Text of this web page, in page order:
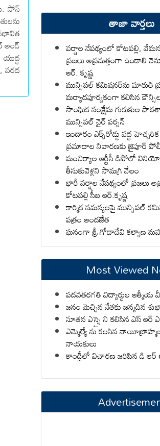
సోన్
అండ్
వరద
తాజా వార్తలు
వర్షాల నేపథ్యంలో కోటపల్లి,
ప్రజలు అప్రమత్తంగా ఉండాలి
ఆర్. కృష్ణ
మున్సిపల్ కమిషనర్‌ను మారుతి
మర్యాదపూర్వకంగా కలిసిన
సాంఘిక సంక్షేమ గురుకుల
మున్సిపల్ చైర్ పర్సన్
ఇందారం ఎక్స్‌రోడ్డు వద్ద
ప్రమాదాల నివారణకు జైపూర్
మంచిర్యాల ఆర్టీసీ డిపోలో
తీసుకువెళ్లని సామగ్రి వేలం
భారీ వర్షాల నేపథ్యంలో ప్రజలు
కోటపల్లి సీఐ ఆర్.కృష్ణ
కార్మిక సమస్యలపై మున్సిపల్
పత్రం అందజేత
ఘనంగా శ్రీ గోదాదేవి కల్యాణ
Most Viewed
పదవతరగతి విద్యార్థుల
జనం మెచ్చిన నేతకు జన్మదిన
నూతన ఎస్సై ని కలిసిన ఎస్ ఆర్
ఎమ్మెల్యే ను కలసిన
నాయకులు
కాండ్లీలో విచారణ జరిపిన డి ఆర్